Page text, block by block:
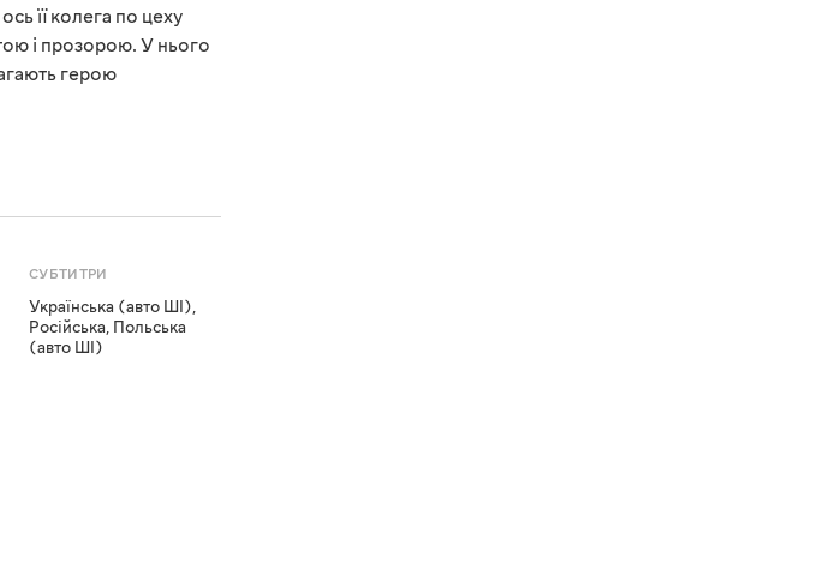
її колега по цеху
і прозорою. У нього
герою
СУБТИТРИ
Українська (авто ШІ),
Російська, Польська
(авто ШІ)